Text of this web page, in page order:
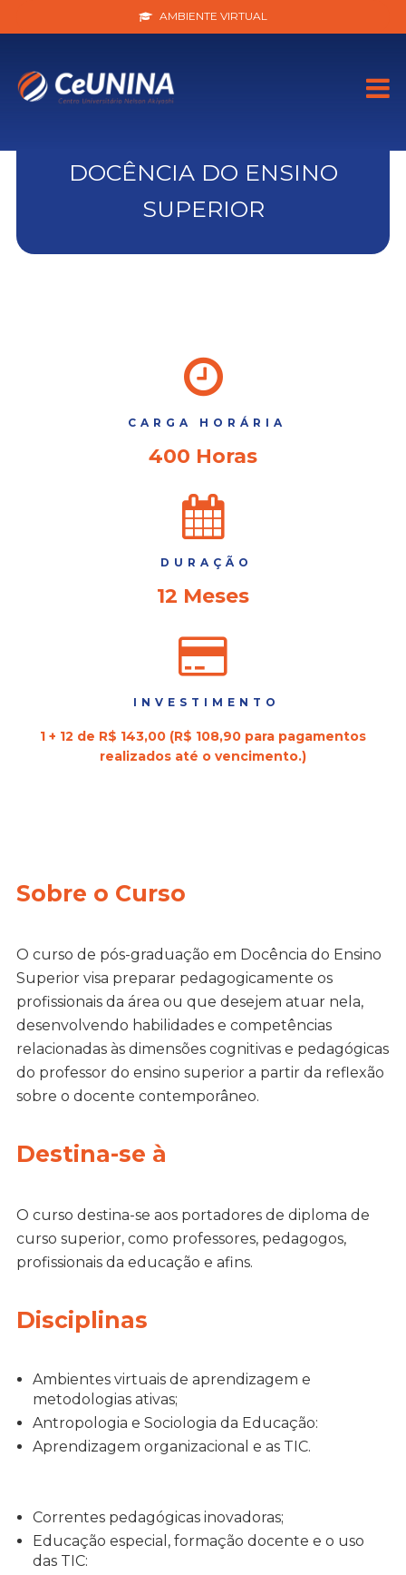
AMBIENTE VIRTUAL
DOCÊNCIA DO ENSINO
SUPERIOR
CARGA HORÁRIA
400 Horas
DURAÇÃO
12 Meses
INVESTIMENTO
1 + 12 de R$ 143,00 (R$ 108,90 para pagamentos
realizados até o vencimento.)
Sobre o Curso
O curso de pós-graduação em Docência do Ensino
Superior visa preparar pedagogicamente os
profissionais da área ou que desejem atuar nela,
desenvolvendo habilidades e competências
relacionadas às dimensões cognitivas e pedagógicas
do professor do ensino superior a partir da reflexão
sobre o docente contemporâneo.
Destina-se à
O curso destina-se aos portadores de diploma de
curso superior, como professores, pedagogos,
profissionais da educação e afins.
Disciplinas
Ambientes virtuais de aprendizagem e
metodologias ativas;
Antropologia e Sociologia da Educação:
Aprendizagem organizacional e as TIC.
Correntes pedagógicas inovadoras;
Educação especial, formação docente e o uso
das TIC: